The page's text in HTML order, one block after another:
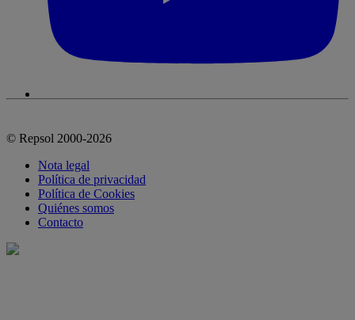
© Repsol 2000-2026
Nota legal
Política de privacidad
Política de Cookies
Quiénes somos
Contacto